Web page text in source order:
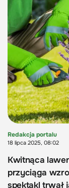
Redakcja portalu
18 lipca 2025, 08:02
Kwitnąca
przyciąga
spektakl trwał